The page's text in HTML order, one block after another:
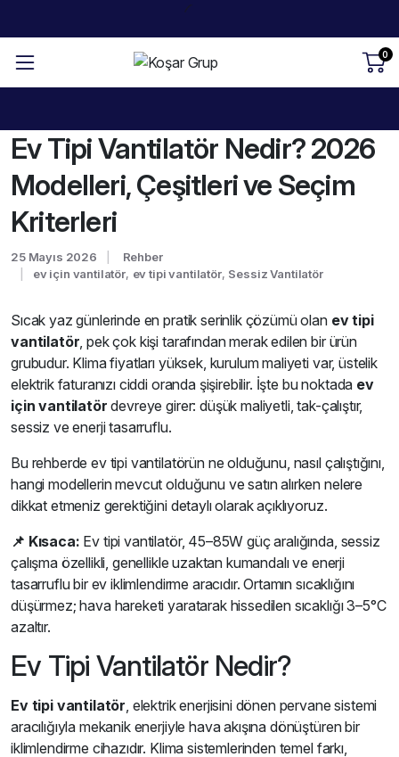
0
Ev Tipi Vantilatör Nedir? 2026
Modelleri, Çeşitleri ve Seçim
Kriterleri
25 Mayıs 2026
Rehber
ev için vantilatör, ev tipi vantilatör, Sessiz Vantilatör
Sıcak yaz günlerinde en pratik serinlik çözümü olan ev tipi
vantilatör, pek çok kişi tarafından merak edilen bir ürün
grubudur. Klima fiyatları yüksek, kurulum maliyeti var, üstelik
elektrik faturanızı ciddi oranda şişirebilir. İşte bu noktada ev
için vantilatör devreye girer: düşük maliyetli, tak-çalıştır,
sessiz ve enerji tasarruflu.
Bu rehberde ev tipi vantilatörün ne olduğunu, nasıl çalıştığını,
hangi modellerin mevcut olduğunu ve satın alırken nelere
dikkat etmeniz gerektiğini detaylı olarak açıklıyoruz.
📌 Kısaca: Ev tipi vantilatör, 45–85W güç aralığında, sessiz
çalışma özellikli, genellikle uzaktan kumandalı ve enerji
tasarruflu bir ev iklimlendirme aracıdır. Ortamın sıcaklığını
düşürmez; hava hareketi yaratarak hissedilen sıcaklığı 3–5°C
azaltır.
Ev Tipi Vantilatör Nedir?
Ev tipi vantilatör, elektrik enerjisini dönen pervane sistemi
aracılığıyla mekanik enerjiyle hava akışına dönüştüren bir
iklimlendirme cihazıdır. Klima sistemlerinden temel farkı,